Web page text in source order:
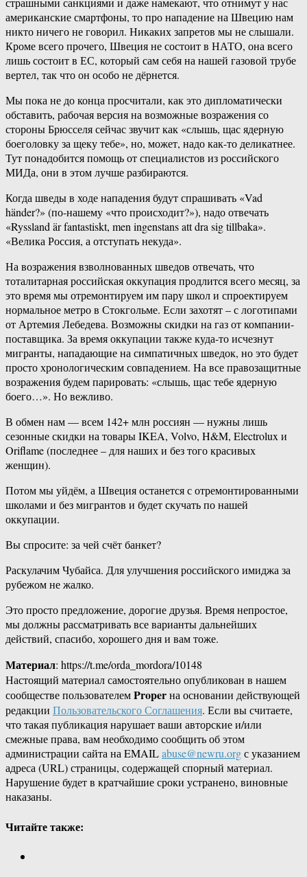
американские смартфоны, то про нападение на Швецию нам
никто ничего не говорил. Никаких запретов мы не слышали.
Кроме всего прочего, Швеция не состоит в НАТО, она всего
лишь состоит в ЕС, который сам себя на нашей газовой трубе
вертел, так что он особо не дёрнется.
Мы пока не до конца просчитали, как это дипломатически
обставить, рабочая версия на возможные возражения со
стороны Брюсселя сейчас звучит как «слышь, щас ядерную
боеголовку за щеку тебе», но, может, надо как-то деликатнее.
Тут понадобится помощь от специалистов из российского
МИДа, они в этом лучше разбираются.
Когда шведы в ходе нападения будут спрашивать «Vad
händer?» (по-нашему «что происходит?»), надо отвечать
«Ryssland är fantastiskt, men ingenstans att dra sig tillbaka».
«Велика Россия, а отступать некуда».
На возражения взволнованных шведов отвечать, что
тоталитарная российская оккупация продлится всего месяц, за
это время мы отремонтируем им пару школ и спроектируем
нормальное метро в Стокгольме. Если захотят – с логотипами
от Артемия Лебедева. Возможны скидки на газ от компании-
поставщика. За время оккупации также куда-то исчезнут
мигранты, нападающие на симпатичных шведок, но это будет
просто хронологическим совпадением. На все правозащитные
возражения будем парировать: «слышь, щас тебе ядерную
боего…». Но вежливо.
В обмен нам — всем 142+ млн россиян — нужны лишь
сезонные скидки на товары IKEA, Volvo, H&M, Electrolux и
Oriflame (последнее – для наших и без того красивых
женщин).
Потом мы уйдём, а Швеция останется с отремонтированными
школами и без мигрантов и будет скучать по нашей
оккупации.
Вы спросите: за чей счёт банкет?
Раскулачим Чубайса. Для улучшения российского имиджа за
рубежом не жалко.
Это просто предложение, дорогие друзья. Время непростое,
мы должны рассматривать все варианты дальнейших
действий, спасибо, хорошего дня и вам тоже.
Материал: https://t.me/orda_mordora/10148
Настоящий материал самостоятельно опубликован в нашем
сообществе пользователемProperна основании действующей
редакции Пользовательского Соглашения. Если вы считаете,
что такая публикация нарушает ваши авторские и/или
смежные права, вам необходимо сообщить об этом
администрации сайта на EMAILabuse@newru.orgс указанием
адреса (URL) страницы, содержащей спорный материал.
Нарушение будет в кратчайшие сроки устранено, виновные
наказаны.
Читайте также: